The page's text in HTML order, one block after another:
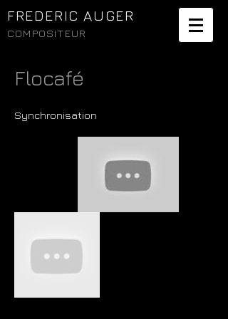
FREDERIC AUGER
COMPOSITEUR
Flocafé
Synchronisation